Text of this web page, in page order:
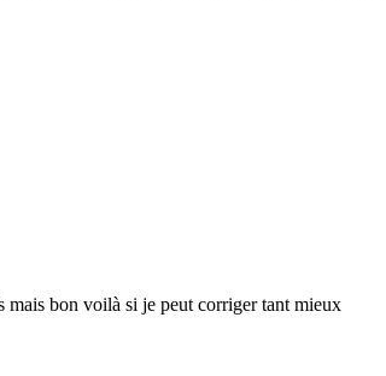
mais bon voilà si je peut corriger tant mieux